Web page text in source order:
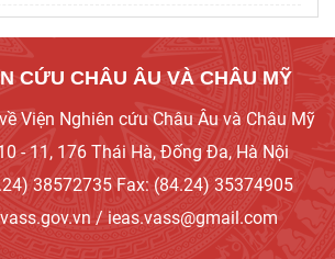
CỨU CHÂU ÂU VÀ CHÂU MỸ
Viện Nghiên cứu Châu Âu và Châu Mỹ
- 11, 176 Thái Hà, Đống Đa, Hà Nội
38572735 Fax: (84.24) 35374905
/ ieas.vass@gmail.com